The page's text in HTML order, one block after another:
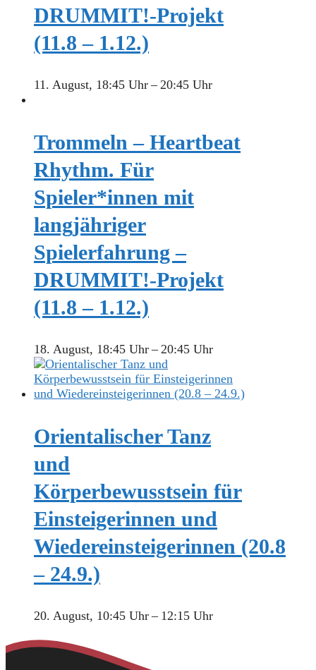
DRUMMIT!-Projekt
(11.8 – 1.12.)
11. August, 18:45 Uhr–20:45 Uhr
Trommeln – Heartbeat
Rhythm. Für
Spieler*innen mit
langjähriger
Spielerfahrung –
DRUMMIT!-Projekt
(11.8 – 1.12.)
18. August, 18:45 Uhr–20:45 Uhr
Orientalischer Tanz
und
Körperbewusstsein für
Einsteigerinnen und
Wiedereinsteigerinnen (20.8
– 24.9.)
20. August, 10:45 Uhr– 12:15 Uhr